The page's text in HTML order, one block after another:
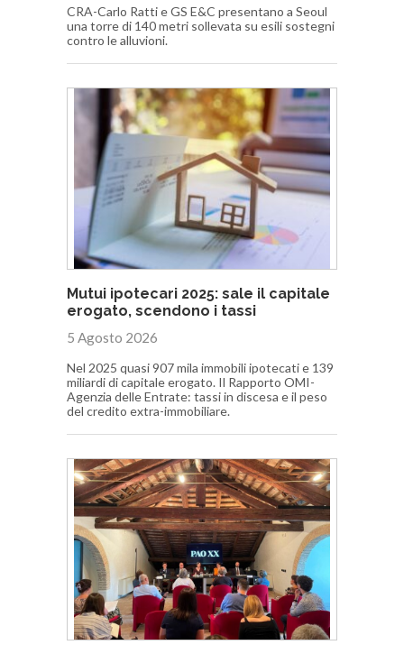
CRA-Carlo Ratti e GS E&C presentano a Seoul
una torre di 140 metri sollevata su esili sostegni
contro le alluvioni.
Mutui ipotecari 2025: sale il capitale
erogato, scendono i tassi
5 Agosto 2026
Nel 2025 quasi 907 mila immobili ipotecati e 139
miliardi di capitale erogato. Il Rapporto OMI-
Agenzia delle Entrate: tassi in discesa e il peso
del credito extra-immobiliare.